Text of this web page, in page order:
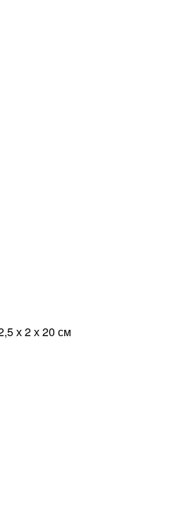
х 2 х 20 см